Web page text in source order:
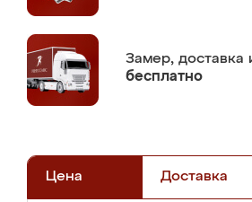
Замер, доставка
бесплатно
Цена Доставка